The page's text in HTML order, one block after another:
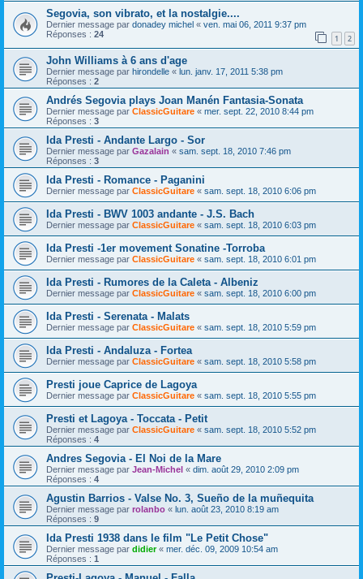
Segovia, son vibrato, et la nostalgie....
Dernier message par donadey michel « ven. mai 06, 2011 9:37 pm
Réponses : 24 1 2
John Williams à 6 ans d'age
Dernier message par hirondelle « lun. janv. 17, 2011 5:38 pm
Réponses : 2
Andrés Segovia plays Joan Manén Fantasia-Sonata
Dernier message par ClassicGuitare « mer. sept. 22, 2010 8:44 pm
Réponses : 3
Ida Presti - Andante Largo - Sor
Dernier message par Gazalain « sam. sept. 18, 2010 7:46 pm
Réponses : 3
Ida Presti - Romance - Paganini
Dernier message par ClassicGuitare « sam. sept. 18, 2010 6:06 pm
Ida Presti - BWV 1003 andante - J.S. Bach
Dernier message par ClassicGuitare « sam. sept. 18, 2010 6:03 pm
Ida Presti -1er movement Sonatine -Torroba
Dernier message par ClassicGuitare « sam. sept. 18, 2010 6:01 pm
Ida Presti - Rumores de la Caleta - Albeniz
Dernier message par ClassicGuitare « sam. sept. 18, 2010 6:00 pm
Ida Presti - Serenata - Malats
Dernier message par ClassicGuitare « sam. sept. 18, 2010 5:59 pm
Ida Presti - Andaluza - Fortea
Dernier message par ClassicGuitare « sam. sept. 18, 2010 5:58 pm
Presti joue Caprice de Lagoya
Dernier message par ClassicGuitare « sam. sept. 18, 2010 5:55 pm
Presti et Lagoya - Toccata - Petit
Dernier message par ClassicGuitare « sam. sept. 18, 2010 5:52 pm
Réponses : 4
Andres Segovia - El Noi de la Mare
Dernier message par Jean-Michel « dim. août 29, 2010 2:09 pm
Réponses : 4
Agustin Barrios - Valse No. 3, Sueño de la muñequita
Dernier message par rolanbo « lun. août 23, 2010 8:19 am
Réponses : 9
Ida Presti 1938 dans le film "Le Petit Chose"
Dernier message par didier« mer. déc. 09, 2009 10:54 am
Réponses : 1